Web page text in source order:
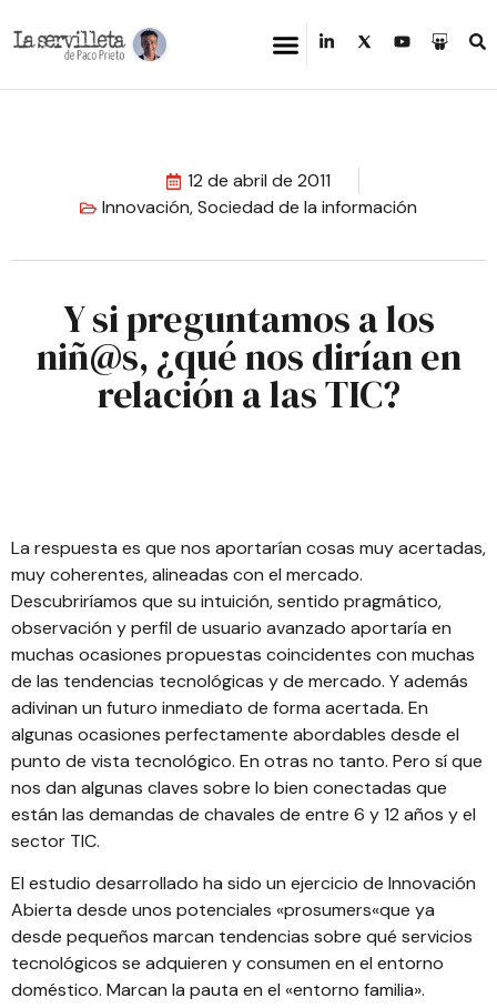
12 de abril de 2011
Innovación,Sociedad de la información
Y si preguntamos a los
niñ@s, ¿qué nos dirían en
relación a las TIC?
La respuesta es que nos aportarían cosas muy acertadas,
muy coherentes, alineadas con el mercado.
Descubriríamos que su intuición, sentido pragmático,
observación y perfil de usuario avanzado aportaría en
muchas ocasiones propuestas coincidentes con muchas
de las tendencias tecnológicas y de mercado. Y además
adivinan un futuro inmediato de forma acertada. En
algunas ocasiones perfectamente abordables desde el
punto de vista tecnológico. En otras no tanto. Pero sí que
nos dan algunas claves sobre lo bien conectadas que
están las demandas de chavales de entre 6 y 12 años y el
sector TIC.
El estudio desarrollado ha sido un ejercicio de Innovación
Abierta desde unos potenciales «prosumers«que ya
desde pequeños marcan tendencias sobre qué servicios
tecnológicos se adquieren y consumen en el entorno
doméstico. Marcan la pauta en el «entorno familia».